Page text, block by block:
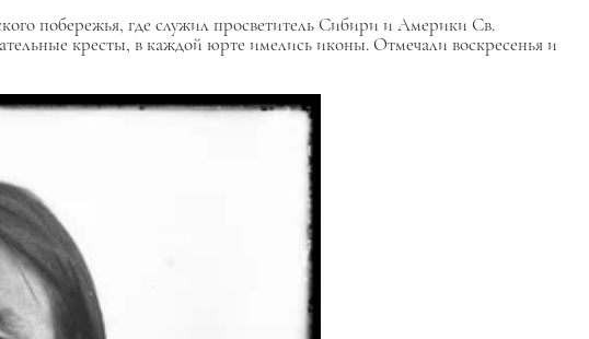
побережья, где служил просветитель Сибири и Америки Св.
кресты, в каждой юрте имелись иконы. Отмечали воскресенья и